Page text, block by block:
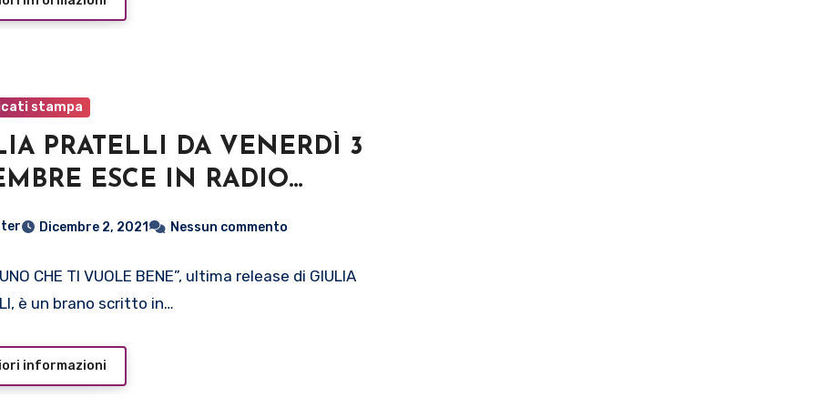
stampa
PRATELLI DA VENERDÌ 3
ESCE IN RADIO
CHE TI VUOLE
(feat. BIANCO) BRANO
ANTICIPA IL NUOVO
Dicembre 2, 2021 Nessun commento
CHE TI VUOLE BENE”, ultima release di GIULIA
è un brano scritto in…
informazioni